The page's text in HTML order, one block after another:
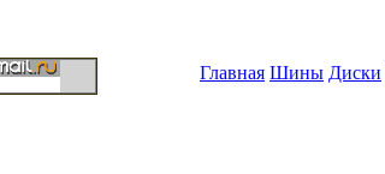
Главная Шины Диски